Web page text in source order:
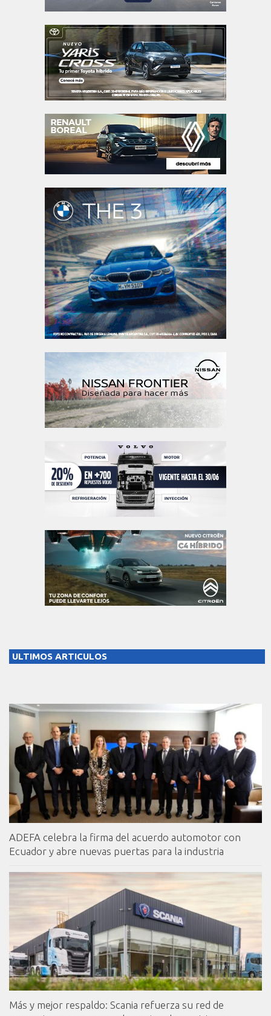
ULTIMOS ARTICULOS
ADEFA celebra la firma del acuerdo automotor con
Ecuador y abre nuevas puertas para la industria
Más y mejor respaldo: Scania refuerza su red de